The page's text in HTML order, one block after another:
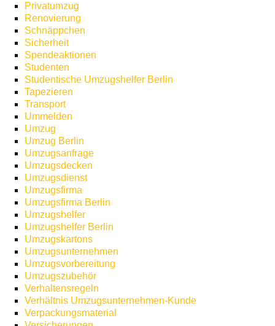
Privatumzug
Renovierung
Schnäppchen
Sicherheit
Spendeaktionen
Studenten
Studentische Umzugshelfer Berlin
Tapezieren
Transport
Ummelden
Umzug
Umzug Berlin
Umzugsanfrage
Umzugsdecken
Umzugsdienst
Umzugsfirma
Umzugsfirma Berlin
Umzugshelfer
Umzugshelfer Berlin
Umzugskartons
Umzugsunternehmen
Umzugsvorbereitung
Umzugszubehör
Verhaltensregeln
Verhältnis Umzugsunternehmen-Kunde
Verpackungsmaterial